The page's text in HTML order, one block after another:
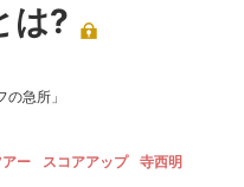
は?
急所」
ー スコアアップ 寺西明